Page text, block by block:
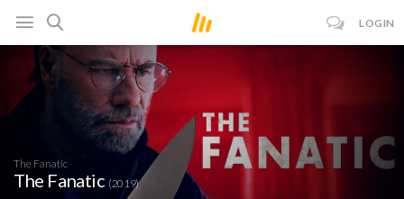
LOGIN
The Fanatic
The Fanatic (2019)